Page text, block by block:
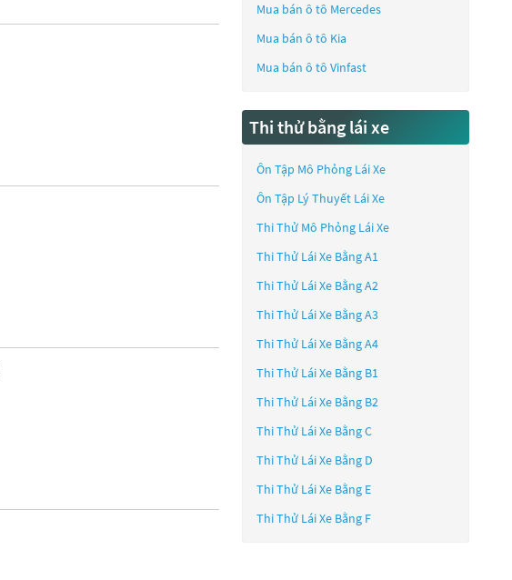
Mua bán ô tô Mercedes
Mua bán ô tô Kia
Mua bán ô tô Vinfast
Thi thử bằng lái xe
Ôn Tập Mô Phỏng Lái Xe
Ôn Tập Lý Thuyết Lái Xe
Thi Thử Mô Phỏng Lái Xe
Thi Thử Lái Xe Bằng A1
Thi Thử Lái Xe Bằng A2
Thi Thử Lái Xe Bằng A3
Thi Thử Lái Xe Bằng A4
Thi Thử Lái Xe Bằng B1
Thi Thử Lái Xe Bằng B2
Thi Thử Lái Xe Bằng C
Thi Thử Lái Xe Bằng D
Thi Thử Lái Xe Bằng E
Thi Thử Lái Xe Bằng F